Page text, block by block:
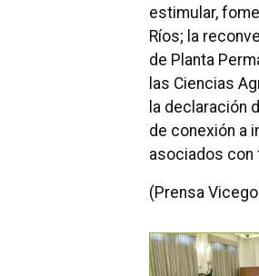
estimular,
Ríos; la
de Planta
las Ciencias
la declaración
de conexión a
asociados con
(Prensa